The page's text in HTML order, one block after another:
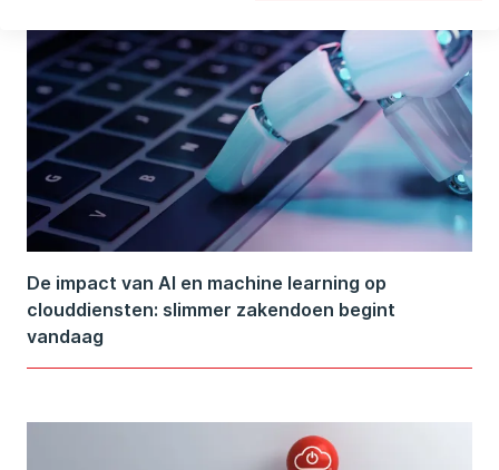
De impact van AI en machine learning op
clouddiensten: slimmer zakendoen begint
vandaag